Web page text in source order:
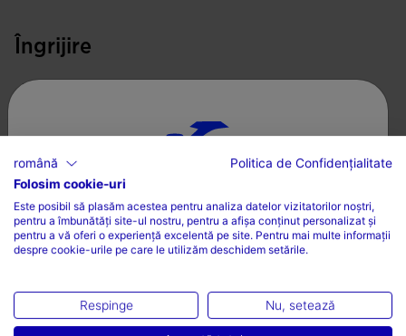
Îngrijire
Călcați la o temperatură maximă de 110 grade
Nu curățați uscat
Completează-ți look-ul
ALEGEȚI ȚARA ȘI LIMBA
Țară
Limbă
română
Politica de Confidențialitate
Folosim cookie-uri
Este posibil să plasăm acestea pentru analiza datelor vizitatorilor noștri,
pentru a îmbunătăți site-ul nostru, pentru a afișa conținut personalizat și
pentru a vă oferi o experiență excelentă pe site. Pentru mai multe informații
despre cookie-urile pe care le utilizăm deschidem setările.
Respinge Nu, setează